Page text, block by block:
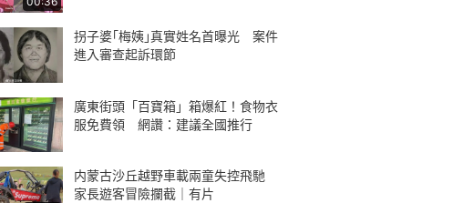
拐子婆｢梅姨｣真實姓名首曝光 案件
進入審查起訴環節
廣東街頭「百寶箱」箱爆紅！食物衣
服免費領 網讚：建議全國推行
内蒙古沙丘越野車載兩童失控飛馳
家長遊客冒險攔截｜有片